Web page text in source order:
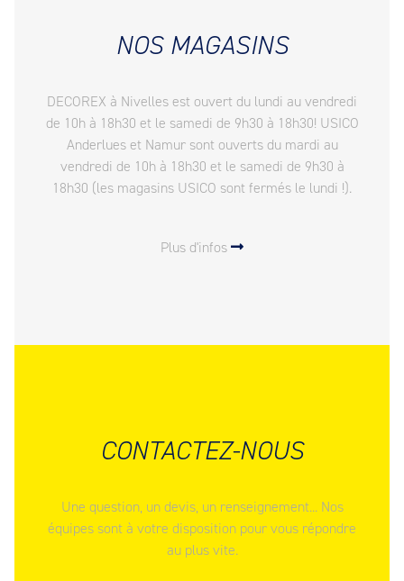
NOS MAGASINS
DECOREX à Nivelles est ouvert du lundi au vendredi
de 10h à 18h30 et le samedi de 9h30 à 18h30! USICO
Anderlues et Namur sont ouverts du mardi au
vendredi de 10h à 18h30 et le samedi de 9h30 à
18h30 (les magasins USICO sont fermés le lundi !).
Plus d'infos
CONTACTEZ-NOUS
Une question, un devis, un renseignement... Nos
équipes sont à votre disposition pour vous répondre
au plus vite.